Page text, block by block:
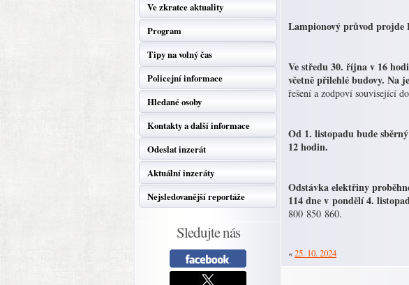
Ve zkratce aktuality
Program
Tipy na volný čas
Policejní informace
Hledané osoby
Kontakty a další informace
Odeslat inzerát
Aktuální inzeráty
Nejsledovanější reportáže
Sledujte nás
Lampionový průvod projde
Ve středu 30. října v 16
včetně přilehlé budovy. Na
řešení a zodpoví související
Od 1. listopadu bude
12 hodin.
Odstávka elektřiny
114 dne v pondělí 4.
800 850 860.
«25. 10. 2024